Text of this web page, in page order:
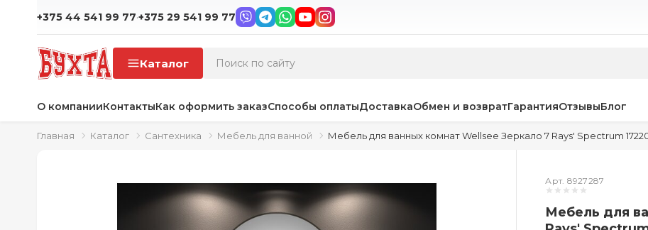
+375 44 541 99 77·+375 29 541 99 77
Каталог
О компанииКонтактыКак оформить заказСпособы оплатыДоставкаОбмен и возвратГарантияОтзывыБлог
Главная Каталог Сантехника Мебель для ванной Мебель для ванных комнат Wellsee Зеркало 7 Rays' Spectrum
Арт. 8927287
Мебель для